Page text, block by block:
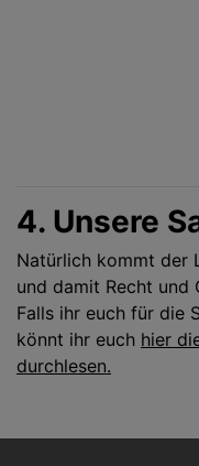
4. Unsere
Natürlich kommt der
und damit Recht und
Falls ihr euch für die
könnt ihr euch hier
durchlesen.